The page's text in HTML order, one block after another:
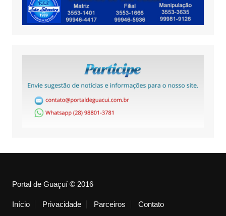
Portal de Guaçuí © 2016
Início Privacidade Parceiros Contato